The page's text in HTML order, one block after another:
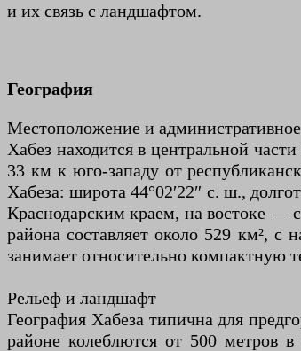
и их связь с ландшафтом.
География
Местоположение и
Хабез находится в центральной
33 км к юго-западу от
Хабеза: широта 44°02′22″ с. ш.,
Краснодарским краем, на востоке —
района составляет около 529 км²,
занимает относительно компактную
Рельеф и ландшафт
География Хабеза типична для
районе колеблются от 500 метров